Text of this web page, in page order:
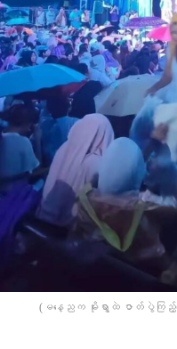
(မနေ့ညက မိုးရွာထဲ ဇာတ်ပွဲကြ